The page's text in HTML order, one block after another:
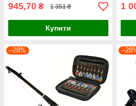
945,70 ₴ 1 351 ₴
Купити
1
–28%